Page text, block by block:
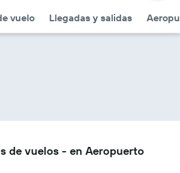
vuelo Llegadas y salidas
de vuelos - en Aeropuerto